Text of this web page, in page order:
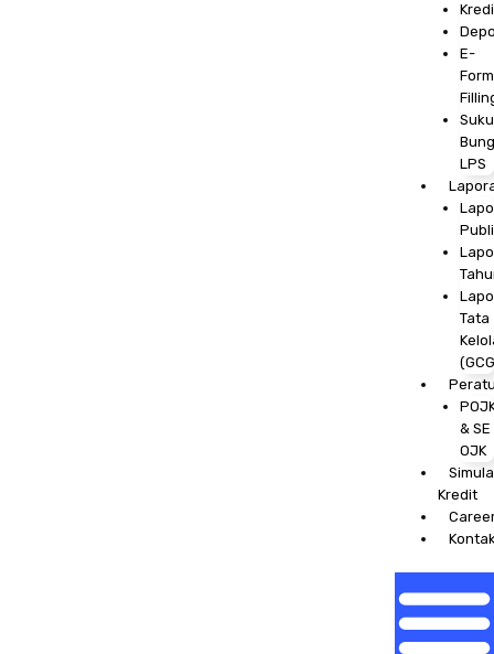
E-
Form
Suku
LPS
Tata
& SE
OJK
Kredit